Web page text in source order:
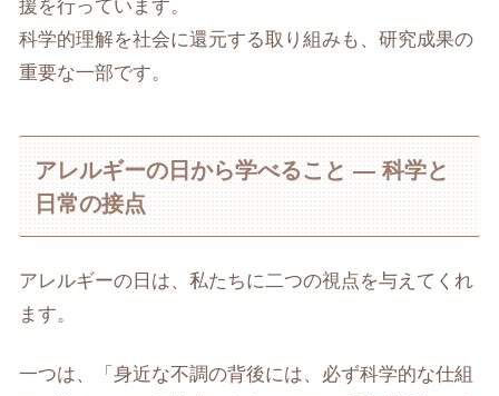
援を行っています。
科学的理解を社会に還元する取り組みも、研究成果の
重要な一部です。
アレルギーの日から学べること ― 科学と
日常の接点
アレルギーの日は、私たちに二つの視点を与えてくれ
ます。
一つは、「身近な不調の背後には、必ず科学的な仕組